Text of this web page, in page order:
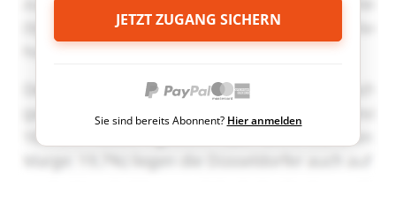
JETZT ZUGANG SICHERN
Sie sind bereits Abonnent? Hier anmelden